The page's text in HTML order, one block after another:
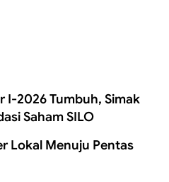
I-2026 Tumbuh, Simak
Saham SILO
Lokal Menuju Pentas